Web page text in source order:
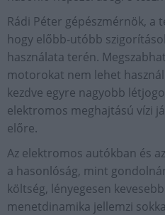
Rádi Péter gépészmérnök, a
hogy előbb-utóbb
használata terén.
motorokat nem lehet
kezdve egyre nagyobb
elektromos meghajtású vízi
előre.
Az elektromos autókban és
a hasonlóság, mint
költség, lényegesen
menetdinamika jellemzi